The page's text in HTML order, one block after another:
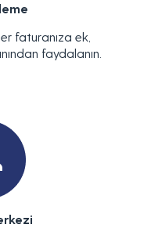
faturanıza ek,
faydalanın.